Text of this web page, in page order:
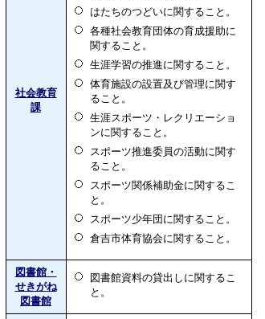
社会教育
課
はたちのつどいに関すること。
各種社会教育団体の育成援助に
関すること。
生涯学習の推進に関すること。
体育施設の設置及び管理に関す
ること。
生涯スポーツ・レクリエーショ
ンに関すること。
スポーツ推進委員の活動に関す
ること。
スポーツ関係補助金に関するこ
と。
スポーツ少年団に関すること。
倉吉市体育協会に関すること。
図書館・
せきがね
図書館
図書館資料の貸出しに関するこ
と。